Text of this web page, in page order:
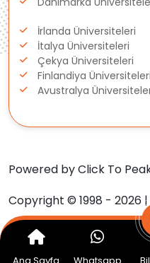
İsveç
Danimarka
Avustralya
İrlanda Üniversiteleri
İtalya Üniversiteleri
Çekya Üniversiteleri
Finlandiya Üniversiteleri
Avustralya
Powered by Click To
Copyright © 1998 - 2026 |
Ana Sayfa Whatsapp